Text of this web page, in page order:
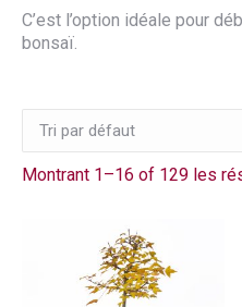
C’est l’option idéale pour
bonsaï.
Montrant 1–16 of 129 les